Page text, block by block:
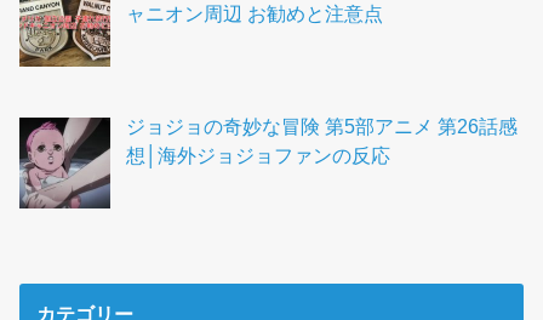
ャニオン周辺 お勧めと注意点
ジョジョの奇妙な冒険 第5部アニメ 第26話感
想│海外ジョジョファンの反応
カテゴリー